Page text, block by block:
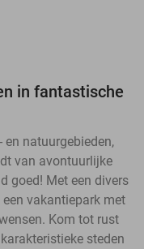
in fantastische
en natuurgebieden,
van avontuurlijke
goed! Met een divers
vakantiepark met
Kom tot rust
steden